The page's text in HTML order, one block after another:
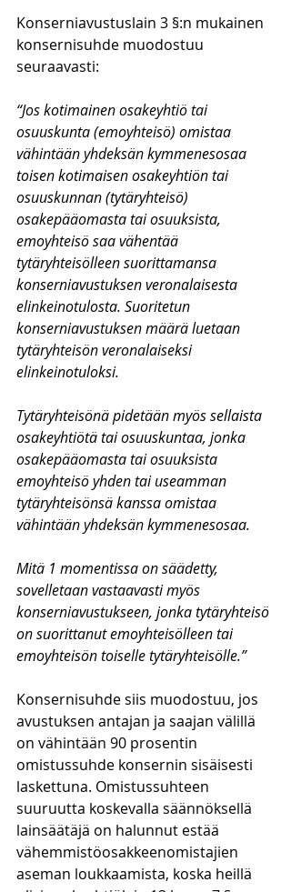
Konserniavustuslain 3 §:n mukainen
konsernisuhde muodostuu
seuraavasti:
“Jos kotimainen osakeyhtiö tai
osuuskunta (emoyhteisö) omistaa
vähintään yhdeksän kymmenesosaa
toisen kotimaisen osakeyhtiön tai
osuuskunnan (tytäryhteisö)
osakepääomasta tai osuuksista,
emoyhteisö saa vähentää
tytäryhteisölleen suorittamansa
konserniavustuksen veronalaisesta
elinkeinotulosta. Suoritetun
konserniavustuksen määrä luetaan
tytäryhteisön veronalaiseksi
elinkeinotuloksi.
Tytäryhteisönä pidetään myös sellaista
osakeyhtiötä tai osuuskuntaa, jonka
osakepääomasta tai osuuksista
emoyhteisö yhden tai useamman
tytäryhteisönsä kanssa omistaa
vähintään yhdeksän kymmenesosaa.
Mitä 1 momentissa on säädetty,
sovelletaan vastaavasti myös
konserniavustukseen, jonka tytäryhteisö
on suorittanut emoyhteisölleen tai
emoyhteisön toiselle tytäryhteisölle.”
Konsernisuhde siis muodostuu, jos
avustuksen antajan ja saajan välillä
on vähintään 90 prosentin
omistussuhde konsernin sisäisesti
laskettuna. Omistussuhteen
suuruutta koskevalla säännöksellä
lainsäätäjä on halunnut estää
vähemmistöosakkeenomistajien
aseman loukkaamista, koska heillä